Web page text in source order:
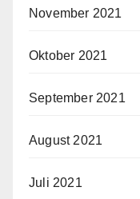
November 2021
Oktober 2021
September 2021
August 2021
Juli 2021